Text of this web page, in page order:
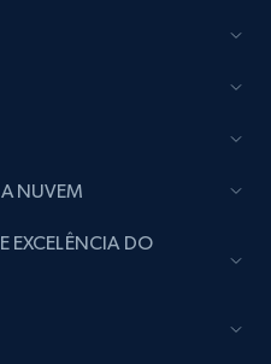
products by
more.
NUVEM
EXCELÊNCIA DO